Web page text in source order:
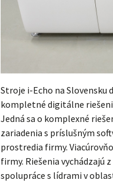
Stroje i-Echo na Slovensku
kompletné digitálne
Jedná sa o komplexné
zariadenia s príslušným
prostredia firmy.
firmy. Riešenia vychádzajú
spolupráce s lídrami v